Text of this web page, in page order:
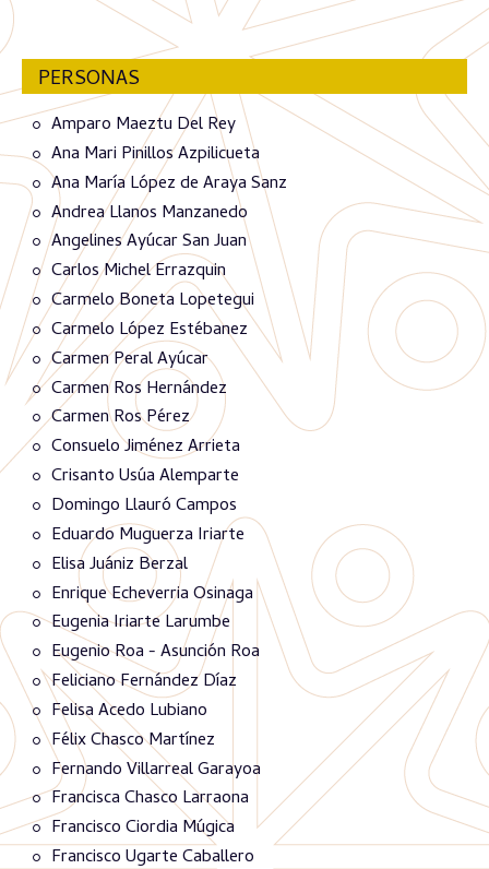
PERSONAS
Amparo Maeztu Del Rey
Ana Mari Pinillos Azpilicueta
Ana María López de Araya Sanz
Andrea Llanos Manzanedo
Angelines Ayúcar San Juan
Carlos Michel Errazquin
Carmelo Boneta Lopetegui
Carmelo López Estébanez
Carmen Peral Ayúcar
Carmen Ros Hernández
Carmen Ros Pérez
Consuelo Jiménez Arrieta
Crisanto Usúa Alemparte
Domingo Llauró Campos
Eduardo Muguerza Iriarte
Elisa Juániz Berzal
Enrique Echeverria Osinaga
Eugenia Iriarte Larumbe
Eugenio Roa - Asunción Roa
Feliciano Fernández Díaz
Felisa Acedo Lubiano
Félix Chasco Martínez
Fernando Villarreal Garayoa
Francisca Chasco Larraona
Francisco Ciordia Múgica
Francisco Ugarte Caballero